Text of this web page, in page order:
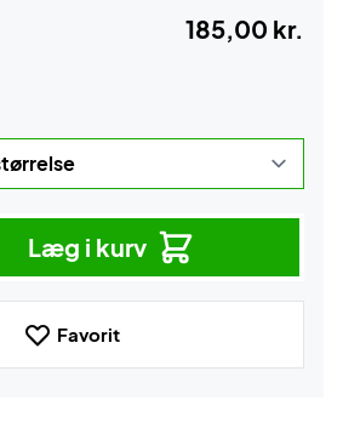
185,00 kr.
Læg i kurv
Favorit